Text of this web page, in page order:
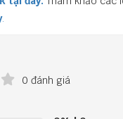
.
0 đánh giá